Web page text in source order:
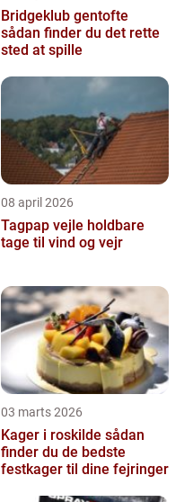
Bridgeklub gentofte
sådan finder du det rette
sted at spille
08 april 2026
Tagpap vejle holdbare
tage til vind og vejr
03 marts 2026
Kager i roskilde sådan
finder du de bedste
festkager til dine fejringer